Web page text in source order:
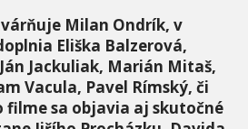
Milan Ondrík, v
Eliška Balzerová,
Jackuliak, Marián Mitaš,
Vacula, Pavel Rímský, či
filme sa objavia aj skutočné